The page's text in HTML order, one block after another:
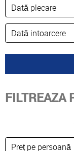
FILTREAZA